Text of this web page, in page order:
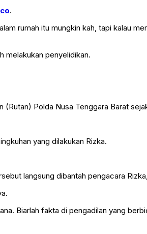
.
rumah itu mungkin kah, tapi kalau
melakukan penyelidikan.
(Rutan) Polda Nusa Tenggara Barat
yang dilakukan Rizka.
langsung dibantah pengacara
Biarlah fakta di pengadilan yang